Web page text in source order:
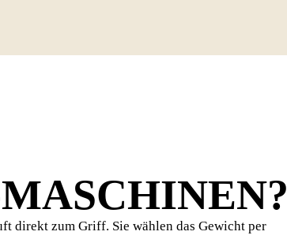
direkt zum Griff. Sie wählen das Gewicht per